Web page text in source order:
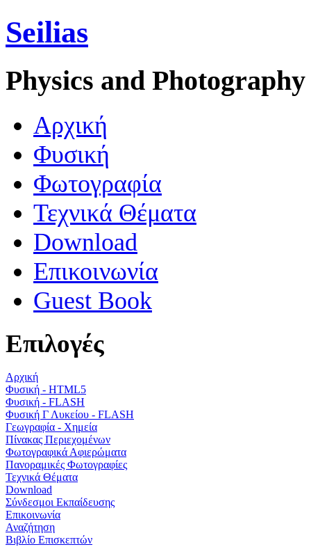
Seilias
Physics and Photography
Aρχική
Φυσική
Φωτογραφία
Τεχνικά Θέματα
Download
Επικοινωνία
Guest Book
Επιλογές
Αρχική
Φυσική - HTML5
Φυσική - FLASH
Φυσική Γ Λυκείου - FLASH
Γεωγραφία - Χημεία
Πίνακας Περιεχομένων
Φωτογραφικά Αφιερώματα
Πανοραμικές Φωτογραφίες
Τεχνικά Θέματα
Download
Σύνδεσμοι Εκπαίδευσης
Επικοινωνία
Αναζήτηση
Βιβλίο Επισκεπτών